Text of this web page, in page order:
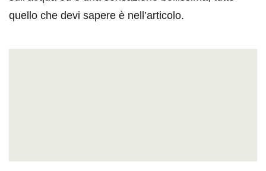
quello che devi sapere è nell’articolo.